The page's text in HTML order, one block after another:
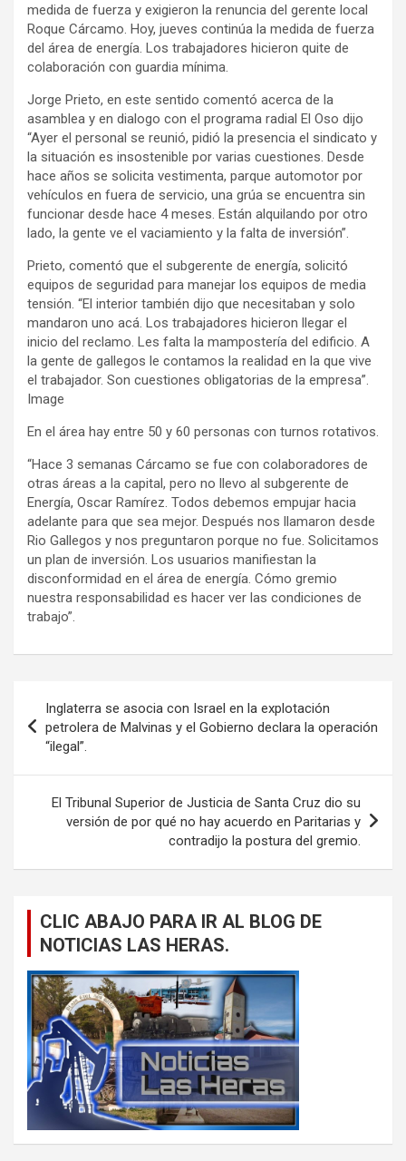
medida de fuerza y exigieron la renuncia del gerente local
Roque Cárcamo. Hoy, jueves continúa la medida de fuerza
del área de energía. Los trabajadores hicieron quite de
colaboración con guardia mínima.
Jorge Prieto, en este sentido comentó acerca de la
asamblea y en dialogo con el programa radial El Oso dijo
“Ayer el personal se reunió, pidió la presencia el sindicato y
la situación es insostenible por varias cuestiones. Desde
hace años se solicita vestimenta, parque automotor por
vehículos en fuera de servicio, una grúa se encuentra sin
funcionar desde hace 4 meses. Están alquilando por otro
lado, la gente ve el vaciamiento y la falta de inversión”.
Prieto, comentó que el subgerente de energía, solicitó
equipos de seguridad para manejar los equipos de media
tensión. “El interior también dijo que necesitaban y solo
mandaron uno acá. Los trabajadores hicieron llegar el
inicio del reclamo. Les falta la mampostería del edificio. A
la gente de gallegos le contamos la realidad en la que vive
el trabajador. Son cuestiones obligatorias de la empresa”.
Image
En el área hay entre 50 y 60 personas con turnos rotativos.
“Hace 3 semanas Cárcamo se fue con colaboradores de
otras áreas a la capital, pero no llevo al subgerente de
Energía, Oscar Ramírez. Todos debemos empujar hacia
adelante para que sea mejor. Después nos llamaron desde
Rio Gallegos y nos preguntaron porque no fue. Solicitamos
un plan de inversión. Los usuarios manifiestan la
disconformidad en el área de energía. Cómo gremio
nuestra responsabilidad es hacer ver las condiciones de
trabajo”.
de
entradas
Inglaterra se asocia con Israel en la explotación
petrolera de Malvinas y el Gobierno declara la operación
“ilegal”.
El Tribunal Superior de Justicia de Santa Cruz dio su
versión de por qué no hay acuerdo en Paritarias y
contradijo la postura del gremio.
CLIC ABAJO PARA IR AL BLOG DE
NOTICIAS LAS HERAS.